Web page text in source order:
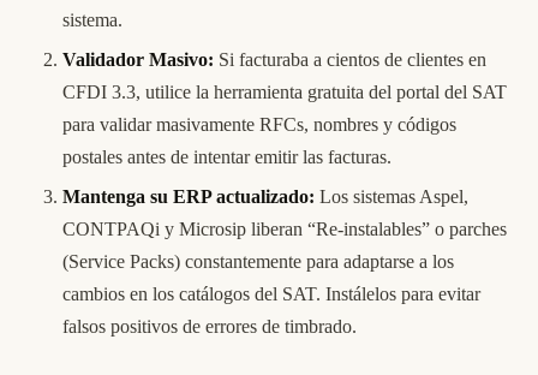
sistema.
Validador Masivo: Si facturaba a cientos de clientes en
CFDI 3.3, utilice la herramienta gratuita del portal del SAT
para validar masivamente RFCs, nombres y códigos
postales antes de intentar emitir las facturas.
Mantenga su ERP actualizado: Los sistemas Aspel,
CONTPAQi y Microsip liberan “Re-instalables” o parches
(Service Packs) constantemente para adaptarse a los
cambios en los catálogos del SAT. Instálelos para evitar
falsos positivos de errores de timbrado.